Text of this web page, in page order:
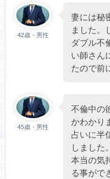
42歳・男性
妻には秘
ました。
ダブル不
い師さん
たので前
45歳・男性
不倫中の
かわかり
占いに半
しました
本当の気
る事がで